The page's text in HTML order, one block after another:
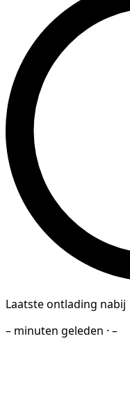
Laatste ontlading nabij
– minuten geleden · –